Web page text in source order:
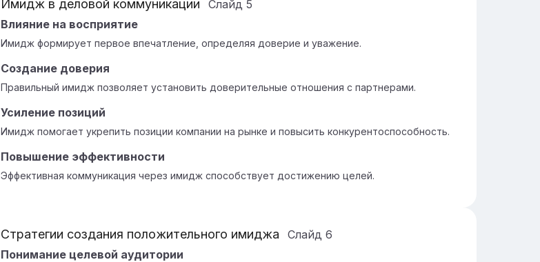
Имидж в деловой коммуникации Слайд 5
Влияние на восприятие
Имидж формирует первое впечатление, определяя доверие и уважение.
Создание доверия
Правильный имидж позволяет установить доверительные отношения с партнерами.
Усиление позиций
Имидж помогает укрепить позиции компании на рынке и повысить конкурентоспособность.
Повышение эффективности
Эффективная коммуникация через имидж способствует достижению целей.
Стратегии создания положительного имиджа Слайд 6
Понимание целевой аудитории